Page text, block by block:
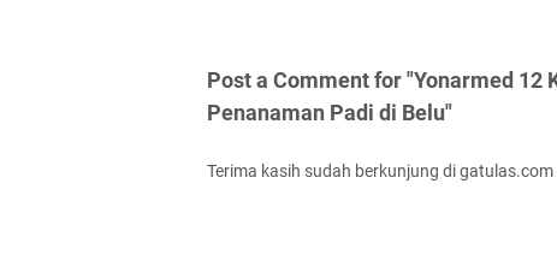
Post a Comment for "Yonarmed 12
Penanaman Padi di Belu"
Terima kasih sudah berkunjung di gatulas.com